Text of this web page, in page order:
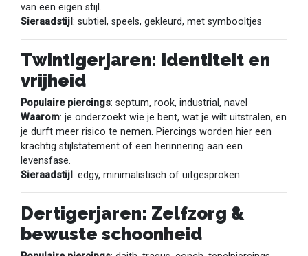
van een eigen stijl.
Sieraadstijl : subtiel, speels, gekleurd, met symbooltjes
Twintigerjaren: Identiteit en
vrijheid
Populaire piercings: septum, rook, industrial, navel
Waarom: je onderzoekt wie je bent, wat je wilt uitstralen, en
je durft meer risico te nemen. Piercings worden hier een
krachtig stijlstatement of een herinnering aan een
levensfase.
Sieraadstijl : edgy, minimalistisch of uitgesproken
Dertigerjaren: Zelfzorg &
bewuste schoonheid